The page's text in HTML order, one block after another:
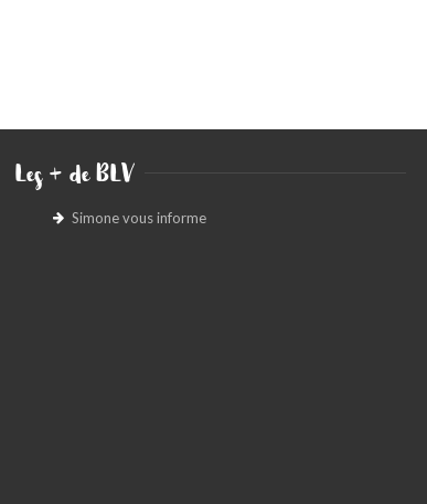
Les + de BLV
Simone vous informe